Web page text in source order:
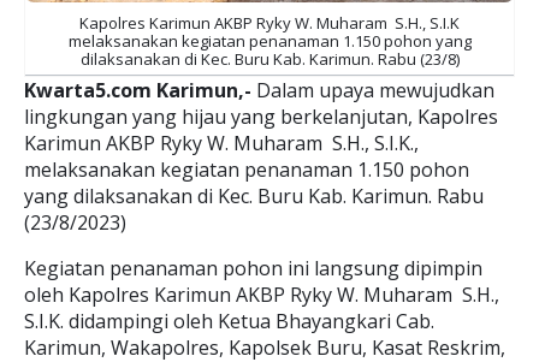
Kapolres Karimun AKBP Ryky W. Muharam S.H., S.I.K
melaksanakan kegiatan penanaman 1.150 pohon yang
dilaksanakan di Kec. Buru Kab. Karimun. Rabu (23/8)
Kwarta5.com Karimun,- Dalam upaya mewujudkan
lingkungan yang hijau yang berkelanjutan, Kapolres
Karimun AKBP Ryky W. Muharam S.H., S.I.K.,
melaksanakan kegiatan penanaman 1.150 pohon
yang dilaksanakan di Kec. Buru Kab. Karimun. Rabu
(23/8/2023)
Kegiatan penanaman pohon ini langsung dipimpin
oleh Kapolres Karimun AKBP Ryky W. Muharam S.H.,
S.I.K. didampingi oleh Ketua Bhayangkari Cab.
Karimun, Wakapolres, Kapolsek Buru, Kasat Reskrim,